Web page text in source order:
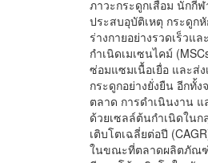
ภาวะกระดูกเสื่อม นักกี
ประสบอุบัติเหตุ กระดูก
ร่างกายอย่างรวดเร็วแ
กำเนิดเมเซนไคม์
ซ่อมแซมเนื้อเยื่อ และส่
กระดูกอย่างยั่งยืน อีกทั้ง
ตลาด การดำเนินงาน
ด้วยเซลล์ต้นกำเนิดใน
เติบโตเฉลี่ยต่อปี
ในขณะที่ตลาดผลิตภัณฑ์